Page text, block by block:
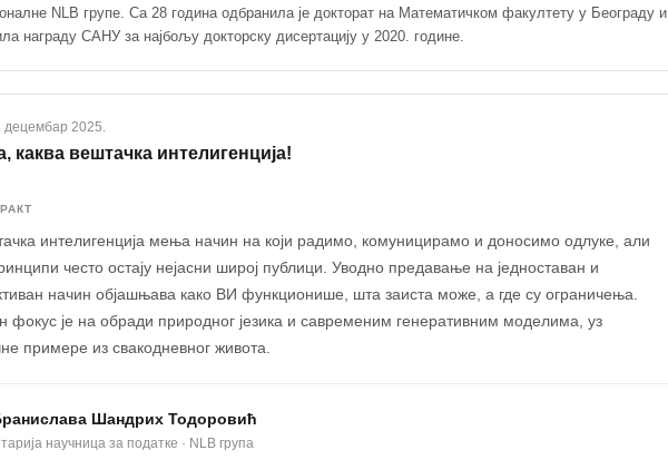
NLB групе. Са 28 година одбранила је докторат на Математичком факултету у Београду и
награду САНУ за најбољу докторску дисертацију у 2020. године.
децембар 2025.
каква вештачка интелигенција!
интелигенција мења начин на који радимо, комуницирамо и доносимо одлуке, али
често остају нејасни широј публици. Уводно предавање на једноставан и
начин објашњава како ВИ функционише, шта заиста може, а где су ограничења.
фокус је на обради природног језика и савременим генеративним моделима, уз
примере из свакодневног живота.
Шандрих Тодоровић
научница за податке · NLB група